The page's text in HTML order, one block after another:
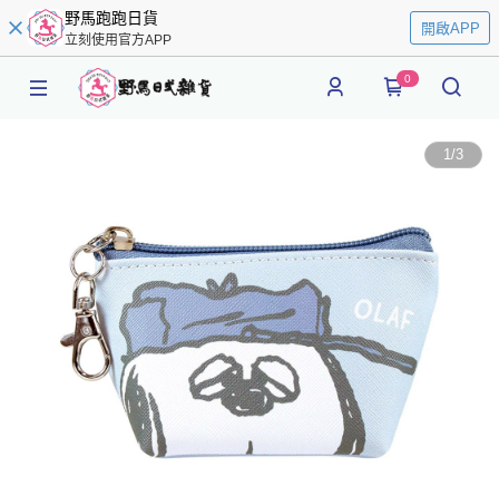
野馬跑跑日貨
立刻使用官方APP
開啟APP
0
1/3